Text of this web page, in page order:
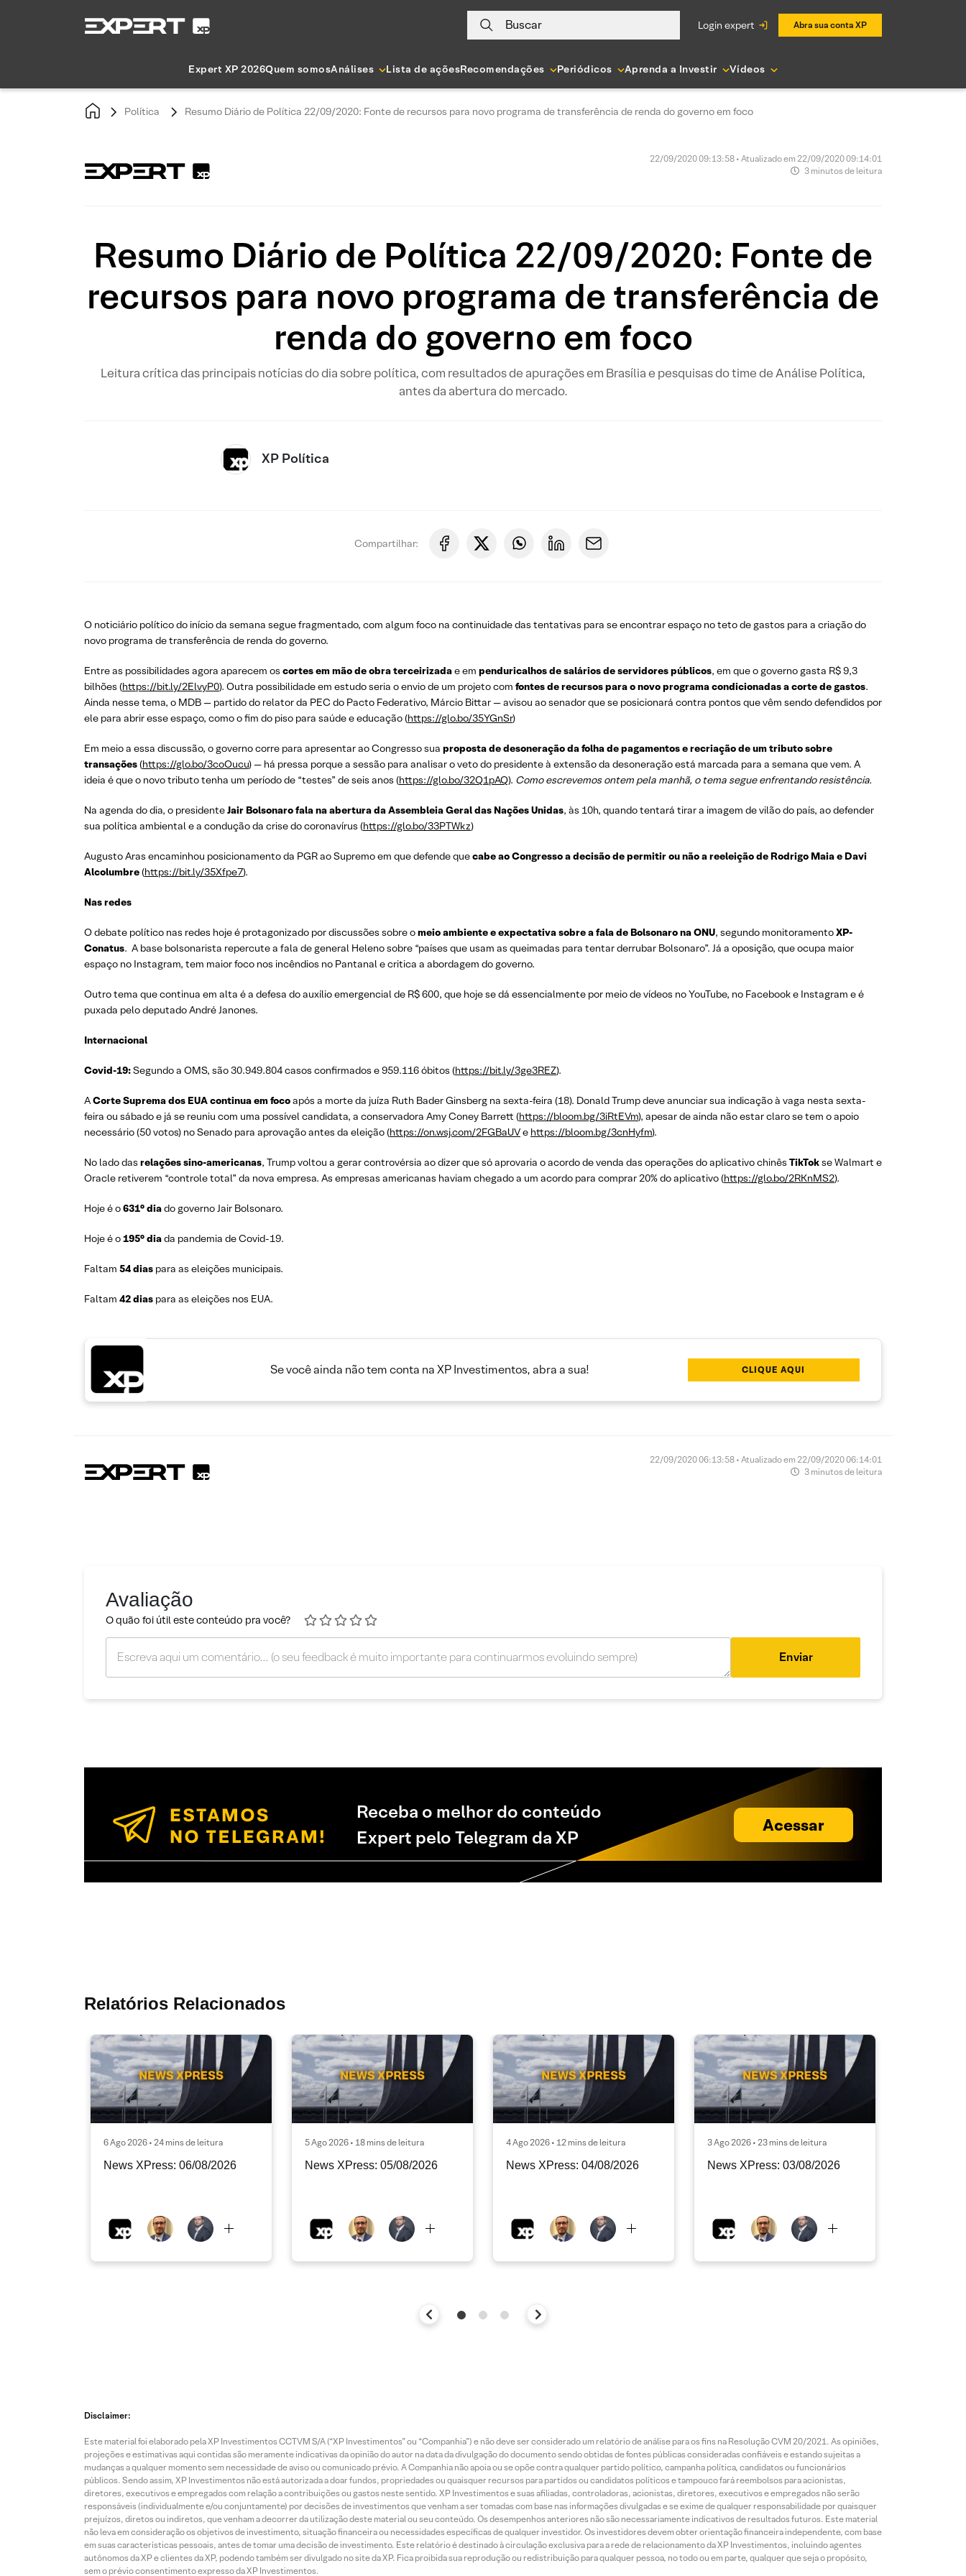
Buscar login expert Abra sua conta XP
Expert XP 2026Quem somosAnálises Lista de açõesRecomendações Periódicos Aprenda a Investir Vídeos
Política Resumo Diário de Política 22/09/2020: Fonte de recursos para novo programa de transferência de renda do governo em foco
22/09/2020 09:13:58 • Atualizado em 22/09/2020 09:14:01
3 minutos de leitura
Resumo Diário de Política 22/09/2020: Fonte de
recursos para novo programa de transferência de
renda do governo em foco
Leitura crítica das principais notícias do dia sobre política, com resultados de apurações em Brasília e pesquisas do time de Análise Política,
antes da abertura do mercado.
XP Política
Compartilhar:
O noticiário político do início da semana segue fragmentado, com algum foco na continuidade das tentativas para se encontrar espaço no teto de gastos para a criação do
novo programa de transferência de renda do governo.
Entre as possibilidades agora aparecem os cortes em mão de obra terceirizadae em penduricalhos de salários de servidores públicos, em que o governo gasta R$ 9,3
bilhões (https://bit.ly/2ElvyP0). Outra possibilidade em estudo seria o envio de um projeto com fontes de recursos para o novo programa condicionadas a corte de gastos.
Ainda nesse tema, o MDB — partido do relator da PEC do Pacto Federativo, Márcio Bittar — avisou ao senador que se posicionará contra pontos que vêm sendo defendidos por
ele para abrir esse espaço, como o fim do piso para saúde e educação (https://glo.bo/35YGnSr)
Em meio a essa discussão, o governo corre para apresentar ao Congresso sua proposta de desoneração da folha de pagamentos e recriação de um tributo sobre
transações(https://glo.bo/3coOucu) — há pressa porque a sessão para analisar o veto do presidente à extensão da desoneração está marcada para a semana que vem. A
ideia é que o novo tributo tenha um período de “testes” de seis anos (https://glo.bo/32Q1pAQ). Como escrevemos ontem pela manhã, o tema segue enfrentando resistência.
Na agenda do dia, o presidenteJair Bolsonaro fala na abertura da Assembleia Geral das Nações Unidas, às 10h, quando tentará tirar a imagem de vilão do país, ao defender
sua política ambiental e a condução da crise do coronavírus (https://glo.bo/33PTWkz)
Augusto Aras encaminhou posicionamento da PGR ao Supremo em que defende quecabe ao Congresso a decisão de permitir ou não a reeleição de Rodrigo Maia e Davi
Alcolumbre(https://bit.ly/35Xfpe7).
Nas redes
O debate político nas redes hoje é protagonizado por discussões sobre omeio ambiente e expectativa sobre a fala de Bolsonaro na ONU, segundo monitoramentoXP-
Conatus. A base bolsonarista repercute a fala de general Heleno sobre “países que usam as queimadas para tentar derrubar Bolsonaro”. Já a oposição, que ocupa maior
espaço no Instagram, tem maior foco nos incêndios no Pantanal e critica a abordagem do governo.
Outro tema que continua em alta é a defesa do auxílio emergencial de R$ 600, que hoje se dá essencialmente por meio de vídeos no YouTube, no Facebook e Instagram e é
puxada pelo deputado André Janones.
Internacional
Covid-19:Segundo a OMS, são 30.949.804 casos confirmados e 959.116 óbitos (https://bit.ly/3ge3REZ).
ACorte Suprema dos EUA continua em focoapós a morte da juíza Ruth Bader Ginsberg na sexta-feira (18). Donald Trump deve anunciar sua indicação à vaga nesta sexta-
feira ou sábado e já se reuniu com uma possível candidata, a conservadora Amy Coney Barrett (https://bloom.bg/3iRtEVm), apesar de ainda não estar claro se tem o apoio
necessário (50 votos) no Senado para aprovação antes da eleição (https://on.wsj.com/2FGBaUVe https://bloom.bg/3cnHyfm).
No lado das relações sino-americanas, Trump voltou a gerar controvérsia ao dizer que só aprovaria o acordo de venda das operações do aplicativo chinês TikTokse Walmart e
Oracle retiverem “controle total” da nova empresa. As empresas americanas haviam chegado a um acordo para comprar 20% do aplicativo (https://glo.bo/2RKnMS2).
Hoje é o631° diado governo Jair Bolsonaro.
Hoje é o195° diada pandemia de Covid-19.
Faltam 54 dias para as eleições municipais.
Faltam 42 dias para as eleições nos EUA.
Se você ainda não tem conta na XP Investimentos, abra a sua! CLIQUE AQUI
22/09/2020 06:13:58 • Atualizado em 22/09/2020 06:14:01
3 minutos de leitura
Avaliação
O quão foi útil este conteúdo pra você?
Enviar
Receba o melhor do conteúdo
Expert pelo Telegram da XP
Acessar
Relatórios Relacionados
6 Ago 2026 • 24 mins de leitura
News XPress: 06/08/2026
5 Ago 2026 • 18 mins de leitura
News XPress: 05/08/2026
4 Ago 2026 • 12 mins de leitura
News XPress: 04/08/2026
3 Ago 2026 • 23 mins de leitura
News XPress: 03/08/2026
Disclaimer:
Este material foi elaborado pela XP Investimentos CCTVM S/A (“XP Investimentos” ou “Companhia”) e não deve ser considerado um relatório de análise para os fins na Resolução CVM 20/2021. As opiniões,
projeções e estimativas aqui contidas são meramente indicativas da opinião do autor na data da divulgação do documento sendo obtidas de fontes públicas consideradas confiáveis e estando sujeitas a
mudanças a qualquer momento sem necessidade de aviso ou comunicado prévio. A Companhia não apoia ou se opõe contra qualquer partido político, campanha política, candidatos ou funcionários
públicos. Sendo assim, XP Investimentos não está autorizada a doar fundos, propriedades ou quaisquer recursos para partidos ou candidatos políticos e tampouco fará reembolsos para acionistas,
diretores, executivos e empregados com relação a contribuições ou gastos neste sentido. XP Investimentos e suas afiliadas, controladoras, acionistas, diretores, executivos e empregados não serão
responsáveis (individualmente e/ou conjuntamente) por decisões de investimentos que venham a ser tomadas com base nas informações divulgadas e se exime de qualquer responsabilidade por quaisquer
prejuízos, diretos ou indiretos, que venham a decorrer da utilização deste material ou seu conteúdo. Os desempenhos anteriores não são necessariamente indicativos de resultados futuros. Este material
não leva em consideração os objetivos de investimento, situação financeira ou necessidades específicas de qualquer investidor. Os investidores devem obter orientação financeira independente, com base
em suas características pessoais, antes de tomar uma decisão de investimento. Este relatório é destinado à circulação exclusiva para a rede de relacionamento da XP Investimentos, incluindo agentes
autônomos da XP e clientes da XP, podendo também ser divulgado no site da XP. Fica proibida sua reprodução ou redistribuição para qualquer pessoa, no todo ou em parte, qualquer que seja o propósito,
sem o prévio consentimento expresso da XP Investimentos.